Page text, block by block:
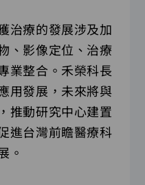
治療的發展涉及加
、影像定位、治療
業整合。禾榮科長
用發展，未來將與
推動研究中心建置
進台灣前瞻醫療科
。